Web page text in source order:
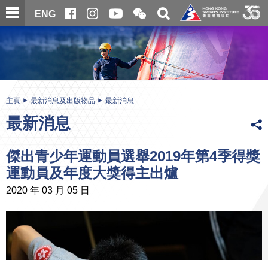
跳
至
內
ENG
開
合
微
信
二
維
碼
關
搜
尋
内
主頁 最新消息及出版物品 最新消息
最新消息
傑出青少年運動員選舉2019年第4季得獎
運動員及年度大獎得主出爐
2020 年 03 月 05 日